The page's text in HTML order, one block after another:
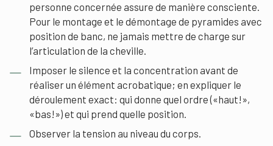
personne concernée assure de manière consciente.
Pour le montage et le démontage de pyramides avec
position de banc, ne jamais mettre de charge sur
l’articulation de la cheville.
Imposer le silence et la concentration avant de
réaliser un élément acrobatique; en expliquer le
déroulement exact: qui donne quel ordre («haut!»,
«bas!») et qui prend quelle position.
Observer la tension au niveau du corps.